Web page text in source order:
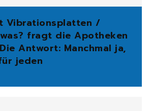
Vibrationsplatten /
fragt die Apotheken
Antwort: Manchmal ja,
jeden